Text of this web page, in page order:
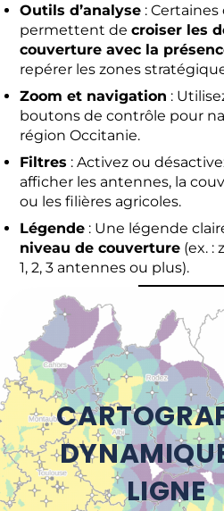
Outils d’analyse :
permettent de croiser les
couverture avec la
repérer les zones
Zoom et navigation :
boutons de contrôle pour
région Occitanie.
Filtres : Activez ou
afficher les antennes, la
ou les filières agricoles.
Légende : Une légende
niveau de couverture (ex. :
1, 2, 3 antennes ou plus).
LIGNE